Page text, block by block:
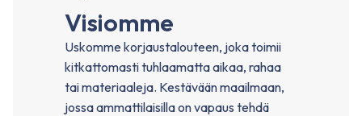
Visiomme
Uskomme korjaustalouteen, joka toimii
kitkattomasti tuhlaamatta aikaa, rahaa
tai materiaaleja. Kestävään maailmaan,
jossa ammattilaisilla on vapaus tehdä